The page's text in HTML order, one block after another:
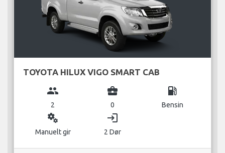
TOYOTA HILUX VIGO SMART CAB
group
2
business_center
0
local_gas_station
Bensin
miscellaneous_services
Manuelt gir
login
2 Dør